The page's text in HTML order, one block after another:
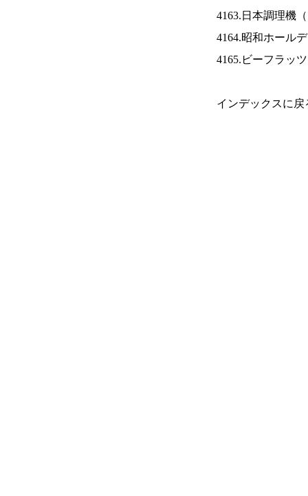
4163.日本調理機（
4164.昭和ホール
4165.ビーフラッ
インデックスに戻